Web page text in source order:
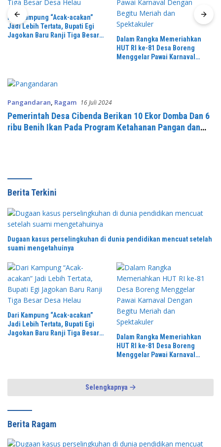
Dari Kampung “Acak-acakan”
Jadi Lebih Tertata, Bupati Egi
Jagokan Baru Ranji Tiga Besar
Dalam Rangka Memeriahkan
HUT RI ke-81 Desa Boreng
Menggelar Pawai Karnaval
Pangandaran, Ragam 16 Juli 2024
Pemerintah Desa Cibenda Berikan 10 Ekor Domba Dan 6
ribu Benih Ikan Pada Program Ketahanan Pangan dan
Berita Terkini
Dugaan kasus perselingkuhan di dunia pendidikan mencuat setelah
suami mengetahuinya
Dari Kampung “Acak-acakan”
Jadi Lebih Tertata, Bupati Egi
Jagokan Baru Ranji Tiga Besar
Dalam Rangka Memeriahkan
HUT RI ke-81 Desa Boreng
Menggelar Pawai Karnaval
Selengkapnya
Berita Ragam